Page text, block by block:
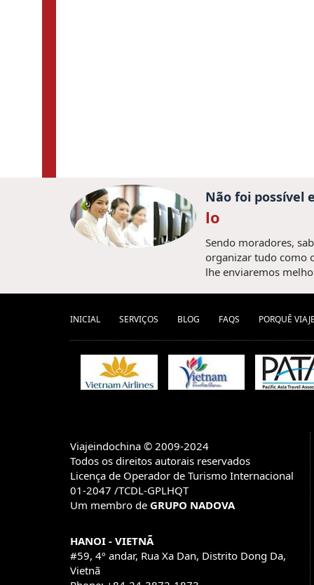
Não foi possível
lo
Sendo moradores,
organizar tudo como
lhe enviaremos
INICIAL SERVIÇOS BLOG FAQS PORQUÊ
Viajeindochina © 2009-2024
Todos os direitos autorais reservados
Licença de Operador de Turismo Internacional
01-2047 /TCDL-GPLHQT
Um membro de GRUPO NADOVA
HANOI - VIETNÃ
#59, 4º andar, Rua Xa Dan, Distrito Dong Da,
Vietnã